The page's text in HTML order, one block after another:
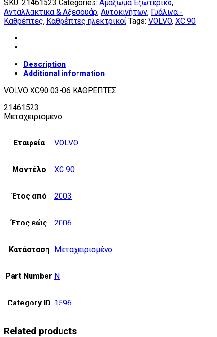
SKU: 21461523 Categories: Αμάξωμα Εξωτερικό,
Ανταλλακτικα & Αξεσουάρ, Αυτοκινήτων, Γυάλινα -
Καθρέπτες, Καθρέπτες ηλεκτρικοί Tags: VOLVO, XC 90
Description
Additional information
VOLVO XC90 03-06 ΚΑΘΡΕΠΤΕΣ
21461523
Μεταχειρισμένο
Εταιρεία VOLVO
Μοντέλο XC 90
Έτος από 2003
Έτος εώς 2006
Κατάσταση Μεταχειρισμένο
Part Number N
Category ID 1596
Related products